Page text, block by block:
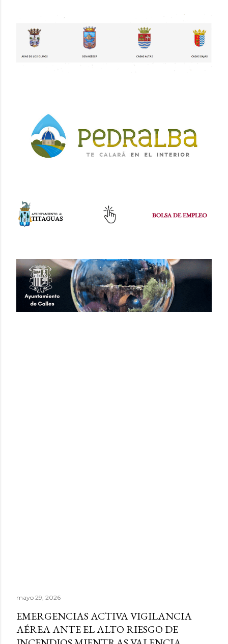
mayo 29, 2026
EMERGENCIAS ACTIVA VIGILANCIA
AÉREA ANTE EL ALTO RIESGO DE